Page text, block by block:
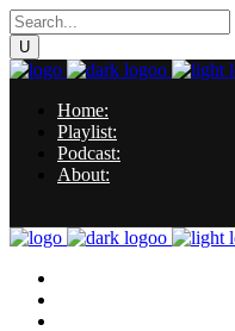
Home:
Playlist:
Podcast:
About: